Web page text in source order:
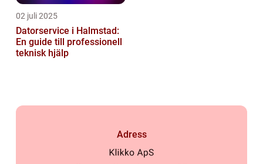
02 juli 2025
Datorservice i Halmstad:
En guide till professionell
teknisk hjälp
Adress